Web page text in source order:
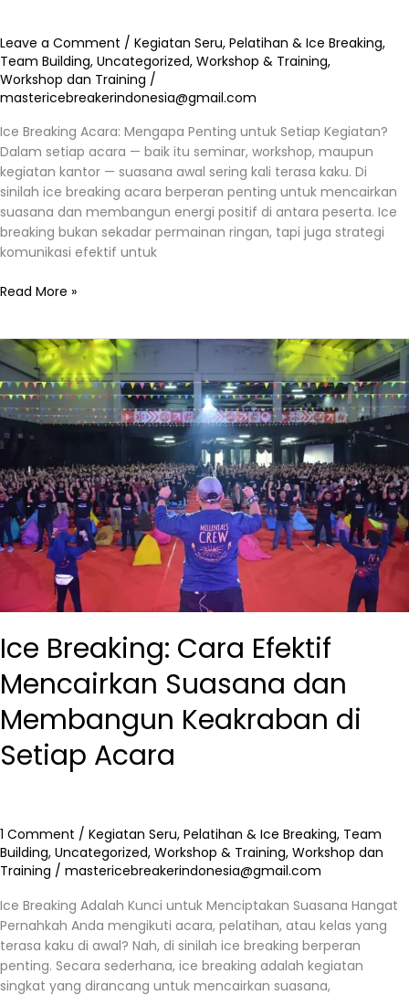
Leave a Comment / Kegiatan Seru, Pelatihan & Ice Breaking,
Team Building, Uncategorized, Workshop & Training,
Workshop dan Training /
mastericebreakerindonesia@gmail.com
Ice Breaking Acara: Mengapa Penting untuk Setiap Kegiatan?
Dalam setiap acara — baik itu seminar, workshop, maupun
kegiatan kantor — suasana awal sering kali terasa kaku. Di
sinilah ice breaking acara berperan penting untuk mencairkan
suasana dan membangun energi positif di antara peserta. Ice
breaking bukan sekadar permainan ringan, tapi juga strategi
komunikasi efektif untuk
Read More »
Ice Breaking: Cara Efektif
Mencairkan Suasana dan
Membangun Keakraban di
Setiap Acara
1 Comment / Kegiatan Seru, Pelatihan & Ice Breaking, Team
Building, Uncategorized, Workshop & Training, Workshop dan
Training / mastericebreakerindonesia@gmail.com
Ice Breaking Adalah Kunci untuk Menciptakan Suasana Hangat
Pernahkah Anda mengikuti acara, pelatihan, atau kelas yang
terasa kaku di awal? Nah, di sinilah ice breaking berperan
penting. Secara sederhana, ice breaking adalah kegiatan
singkat yang dirancang untuk mencairkan suasana,
Ice
Breaking:
Cara
Efektif
Mencairkan
Suasana
dan
Membangun
Keakraban
di
Setiap